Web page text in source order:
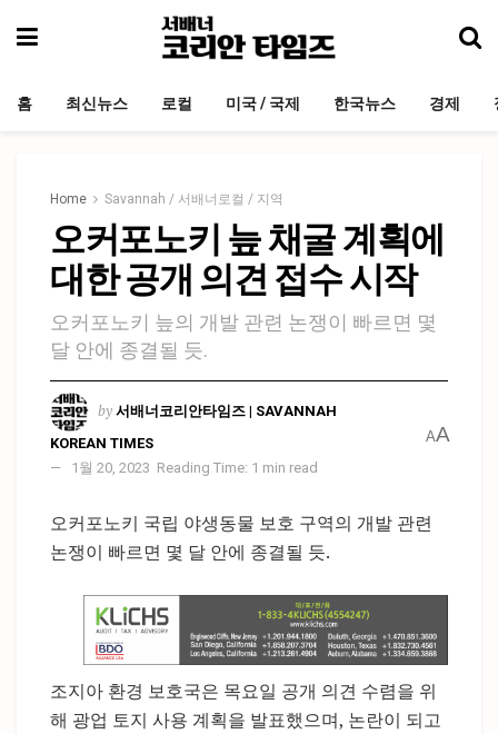
홈 최신뉴스 로컬 미국 / 국제 한국뉴스 경제
Home Savannah / 서배너로컬 / 지역
오커포노키 늪 채굴 계획에
대한 공개 의견 접수 시작
오커포노키 늪의 개발 관련 논쟁이 빠르면 몇
달 안에 종결될 듯.
by 서배너코리안타임즈 | SAVANNAH
KOREAN TIMES
1월 20, 2023 Reading Time: 1 min read
AA
오커포노키 국립 야생동물 보호 구역의 개발 관련
논쟁이 빠르면 몇 달 안에 종결될 듯.
조지아 환경 보호국은 목요일 공개 의견 수렴을 위
해 광업 토지 사용 계획을 발표했으며, 논란이 되고